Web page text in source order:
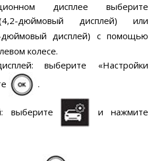
дисплее выберите
дюймовый дисплей) или
дисплей) с помощью
колесе.
выберите «Настройки
.
выберите и нажмите